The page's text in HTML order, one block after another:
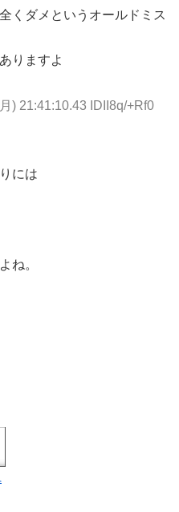
くダメというオールドミス
りますよ
) 21:41:10.43 IDII8q/+Rf0
には
ね。